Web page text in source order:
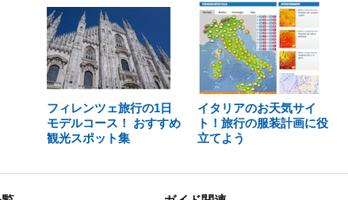
フィレンツェ旅行の1日
モデルコース！ おすすめ
観光スポット集
イタリアのお天気サイ
ト！旅行の服装計画に役
立てよう